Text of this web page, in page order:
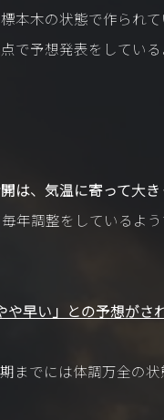
本木の状態で作られ
予想発表をしている
は、気温に寄って大
年調整をしているよ
早い」との予想がさ
までには体調万全の状